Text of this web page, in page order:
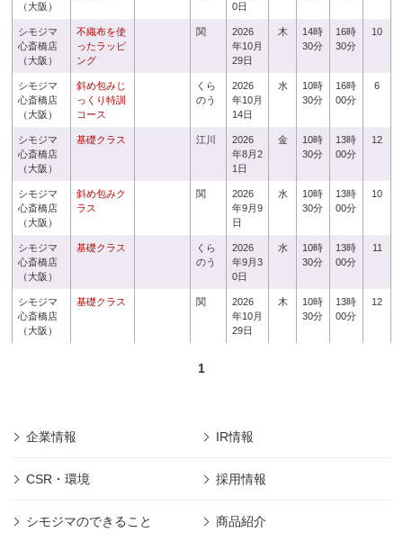
（大阪）
0日
シモジマ
心斎橋店
（大阪）
不織布を使
ったラッピ
ング
関
2026
年10月
29日
木
14時
30分
16時
30分
10
シモジマ
心斎橋店
（大阪）
斜め包みじ
っくり特訓
コース
くら
のう
2026
年10月
14日
水
10時
30分
16時
00分
6
シモジマ
心斎橋店
（大阪）
基礎クラス 江川
2026
年8月2
1日
金
10時
30分
13時
00分
12
シモジマ
心斎橋店
（大阪）
斜め包みク
ラス
関
2026
年9月9
日
水
10時
30分
13時
00分
10
シモジマ
心斎橋店
（大阪）
基礎クラス
くら
のう
2026
年9月3
0日
水
10時
30分
13時
00分
11
シモジマ
心斎橋店
（大阪）
基礎クラス 関
2026
年10月
29日
木
10時
30分
13時
00分
12
1
企業情報 IR情報
CSR・環境 採用情報
シモジマのできること 商品紹介